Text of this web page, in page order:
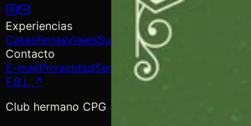
Experiencias
CatasFeriasViajesSuscripciones
Contacto
E-mailPrivacidadSer Proveedor
F.B.I. ↗
Club hermano CPG